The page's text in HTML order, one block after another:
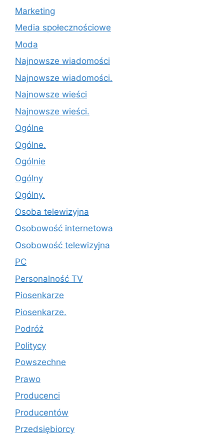
Marketing
Media społecznościowe
Moda
Najnowsze wiadomości
Najnowsze wiadomości.
Najnowsze wieści
Najnowsze wieści.
Ogólne
Ogólne.
Ogólnie
Ogólny
Ogólny.
Osoba telewizyjna
Osobowość internetowa
Osobowość telewizyjna
PC
Personalność TV
Piosenkarze
Piosenkarze.
Podróż
Politycy
Powszechne
Prawo
Producenci
Producentów
Przedsiębiorcy